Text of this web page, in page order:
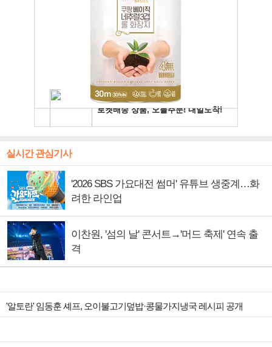
실시간 관심기사
'2026 SBS 가요대전 썸머' 유튜브 생중계…화
려한 라인업
이찬원, '섬의 날' 콘서트→'머드 축제' 연속 출
격
'알토란' 임동훈 셰프, 오이불고기덮밥·콩물가지냉국 레시피 공개